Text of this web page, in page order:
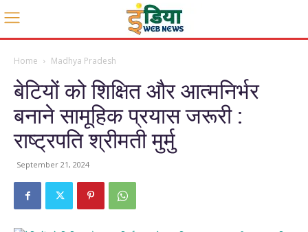
Home Madhya Pradesh
बेटियों को शिक्षित और आत्मनिर्भर
बनाने सामूहिक प्रयास जरूरी :
राष्ट्रपति श्रीमती मुर्मु
September 21, 2024